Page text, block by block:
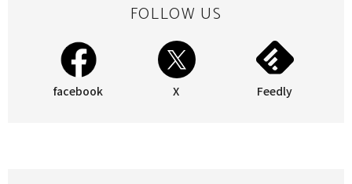
FOLLOW US
facebook X Feedly